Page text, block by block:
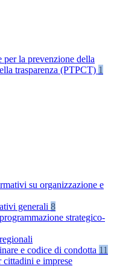
per la prevenzione della
trasparenza (PTPCT) 1
su organizzazione e
generali 8
strategico-
e codice di condotta 11
e imprese